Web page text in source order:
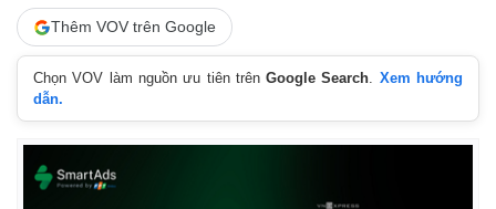
Thêm VOV trên Google
Chọn VOV làm nguồn ưu tiên trênGoogle Search. Xem hướng
dẫn.